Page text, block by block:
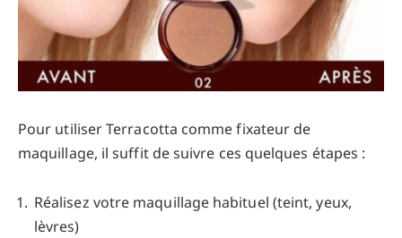
Pour utiliser Terracotta comme fixateur de
maquillage, il suffit de suivre ces quelques étapes :
Réalisez votre maquillage habituel (teint, yeux,
lèvres)